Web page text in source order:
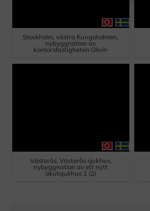
Stockholm, västra Kungsholmen,
nybyggnation av
kontorsfastigheten Olivin
Västerås, Västerås sjukhus,
nybyggnation av ett nytt
akutsjukhus 1 (2)